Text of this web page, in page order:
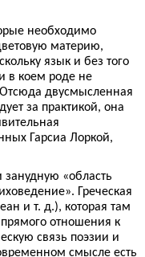
необходимо
материю,
язык и без того
в коем роде не
двусмысленная
за практикой, она
Гарсиа Лоркой,
занудную «область
Греческая
и т. д.), которая там
отношения к
связь поэзии и
смысле есть